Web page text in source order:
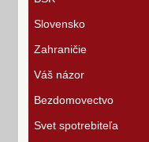
Slovensko
Zahraničie
Váš názor
Bezdomovectvo
Svet spotrebiteľa